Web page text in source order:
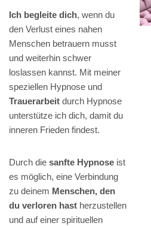
Ich begleite dich, wenn du
den Verlust eines nahen
Menschen betrauern musst
und weiterhin schwer
loslassen kannst. Mit meiner
speziellen Hypnose und
Trauerarbeit durch Hypnose
unterstütze ich dich, damit du
inneren Frieden findest.
Durch die sanfte Hypnose ist
es möglich, eine Verbindung
zu deinem Menschen, den
du verloren hast herzustellen
und auf einer spirituellen